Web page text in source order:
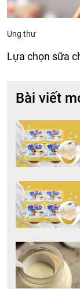
Ung thư
Lựa chọn sữa
Bài viết